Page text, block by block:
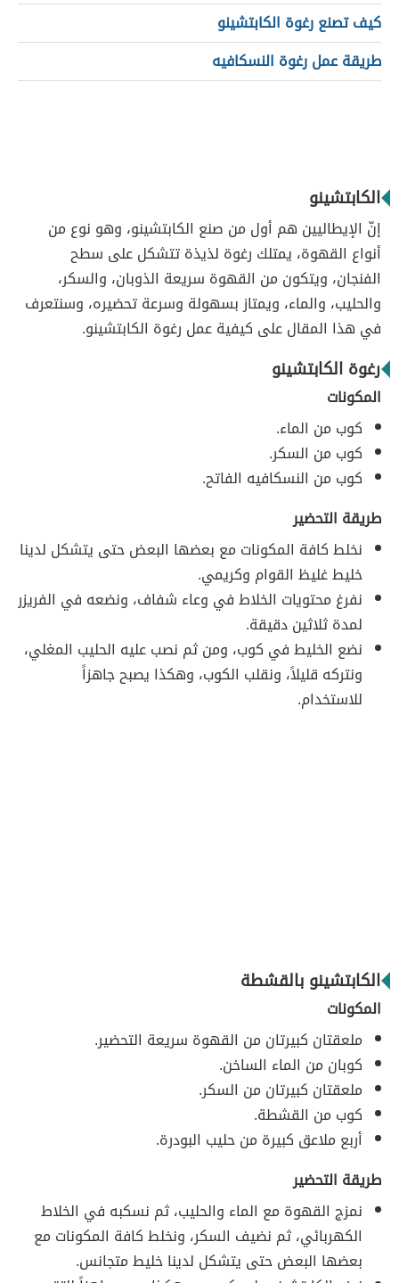
كيف تصنع رغوة الكابتشينو
طريقة عمل رغوة النسكافيه
الكابتشينو
إنّ الإيطاليين هم أول من صنع الكابتشينو، وهو نوع من
أنواع القهوة، يمتلك رغوة لذيذة تتشكل على سطح
الفنجان، ويتكون من القهوة سريعة الذوبان، والسكر،
والحليب، والماء، ويمتاز بسهولة وسرعة تحضيره، وسنتعرف
في هذا المقال على كيفية عمل رغوة الكابتشينو.
رغوة الكابتشينو
المكونات
كوب من الماء.
كوب من السكر.
كوب من النسكافيه الفاتح.
طريقة التحضير
نخلط كافة المكونات مع بعضها البعض حتى يتشكل لدينا
خليط غليظ القوام وكريمي.
نفرغ محتويات الخلاط في وعاء شفاف، ونضعه في الفريزر
لمدة ثلاثين دقيقة.
نضع الخليط في كوب، ومن ثم نصب عليه الحليب المغلي،
ونتركه قليلاً، ونقلب الكوب، وهكذا يصبح جاهزاً
للاستخدام.
الكابتشينو بالقشطة
المكونات
ملعقتان كبيرتان من القهوة سريعة التحضير.
كوبان من الماء الساخن.
ملعقتان كبيرتان من السكر.
كوب من القشطة.
أربع ملاعق كبيرة من حليب البودرة.
طريقة التحضير
نمزج القهوة مع الماء والحليب، ثم نسكبه في الخلاط
الكهربائي، ثم نضيف السكر، ونخلط كافة المكونات مع
بعضها البعض حتى يتشكل لدينا خليط متجانس.